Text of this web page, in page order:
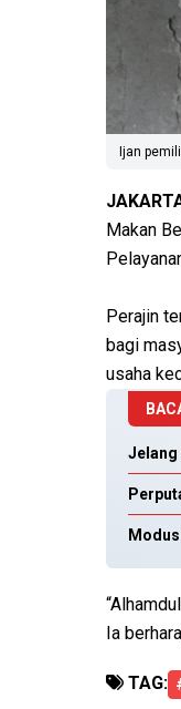
Ijan
Makan
Perajin
bagi
usaha
Jelang
Ia
TAG: